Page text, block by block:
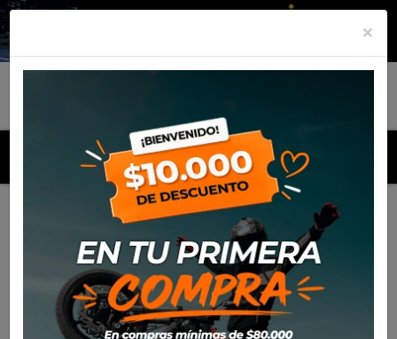
MENU
Productos Equipamiento Puño Ufo Lock On Grip
×